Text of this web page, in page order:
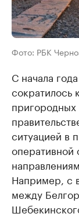
Фото: РБК
С начала
сократилось
пригородных
ситуацией в
оперативной
Например, с
между